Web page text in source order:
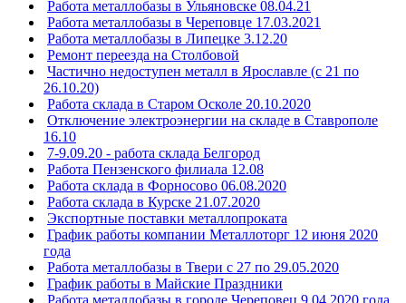
Работа металлобазы в Ульяновске 08.04.21
Работа металлобазы в Череповце 17.03.2021
Работа металлобазы в Липецке 3.12.20
Ремонт переезда на Столбовой
Частично недоступен металл в Ярославле (с 21 по
26.10.20)
Работа склада в Старом Осколе 20.10.2020
Отключение электроэнергии на складе в Ставрополе
16.10
7-9.09.20 - работа склада Белгород
Работа Пензенского филиала 12.08
Работа склада в Форносово 06.08.2020
Работа склада в Курске 21.07.2020
Экспортные поставки металлопроката
График работы компании Металлоторг 12 июня 2020
года
Работа металлобазы в Твери с 27 по 29.05.2020
График работы в Майские Праздники
Работа металлобазы в городе Череповец 9.04.2020 года